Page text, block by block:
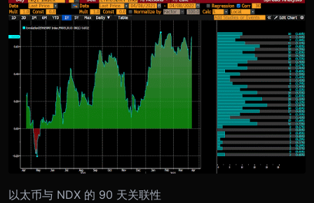
以太币与 NDX 的 90 天关联性